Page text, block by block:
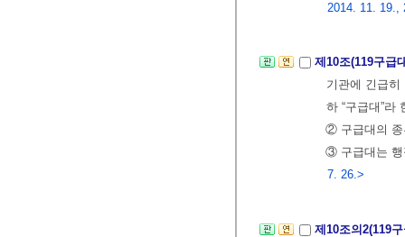
2014. 11. 19.,
제10조(119구급
기관에 긴급히
하 “구급대”
② 구급대의 종
③ 구급대는 행
7. 26.>
제10조의2(119